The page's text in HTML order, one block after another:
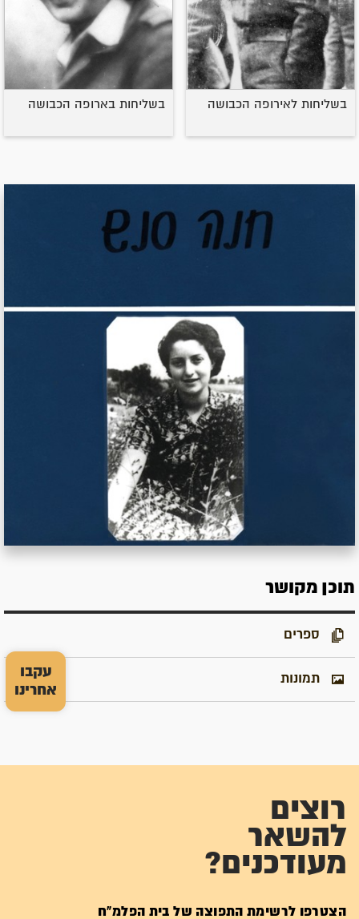
עקבו
אחרינו
בשליחות לאירופה הכבושה בשליחות בארופה הכבושה
תוכן מקושר
ספרים
תמונות
רוצים
להשאר
מעודכנים?
הצטרפו לרשימת התפוצה של בית הפלמ"ח